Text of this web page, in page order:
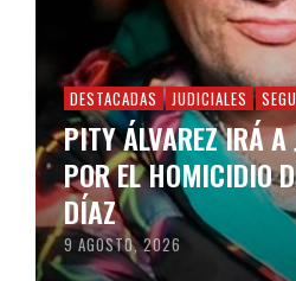
DESTACADAS JUDICIALES
PITY ÁLVAREZ IRÁ
POR EL HOMICIDIO
DÍAZ
9 AGOSTO, 2026